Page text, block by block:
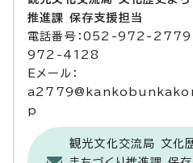
推進課 保存支援担当
電話番号：052-972-2779
972-4128
Eメール：
p
観光文化交流局 文化